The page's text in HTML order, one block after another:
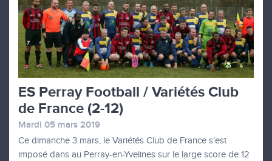
ES Perray Football / Variétés Club
de France (2-12)
Mardi 05 mars 2019
Ce dimanche 3 mars, le Variétés Club de France s’est
imposé dans au Perray-en-Yvelines sur le large score de 12